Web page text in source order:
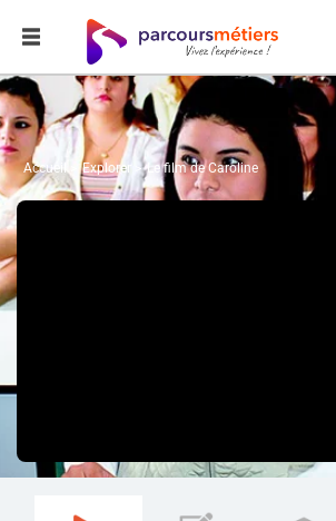
Accueil Explorer Le film de Caroline